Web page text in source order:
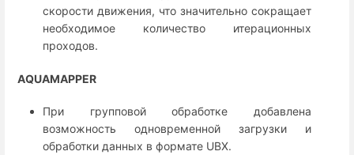
скорости движения, что значительно сокращает
необходимое количество итерационных
проходов.
AQUAMAPPER
При групповой обработке добавлена
возможность одновременной загрузки и
обработки данных в формате UBX.